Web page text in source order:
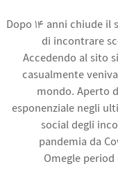
Dopo 14 anni chiude
di incontrare
Accedendo al sito
casualmente
mondo. Aperto
esponenziale negli
social degli
pandemia da
Omegle